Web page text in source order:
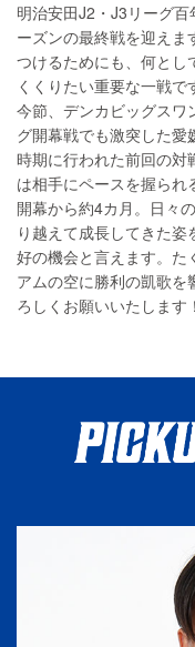
明治安田J2・J3リーグ
ーズンの最終戦を迎え
つけるためにも、何とし
くくりたい重要な一戦で
今節、デンカビッグスワ
グ開幕戦でも激突した
時期に行われた前回の
は相手にペースを握られ
開幕から約4カ月。日々
り越えて成長してきた
好の機会と言えます。た
アムの空に勝利の凱歌を
ろしくお願いいたします！